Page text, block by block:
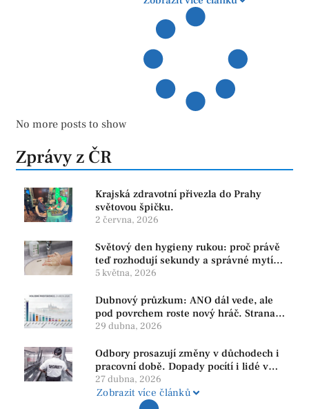
No more posts to show
Zprávy z ČR
Krajská zdravotní přivezla do Prahy
světovou špičku.
2 června, 2026
Světový den hygieny rukou: proč právě
teď rozhodují sekundy a správné mytí
rukou
5 května, 2026
Dubnový průzkum: ANO dál vede, ale
pod povrchem roste nový hráč. Strana
PRO se drží nejvýš mezi menšími
29 dubna, 2026
Odbory prosazují změny v důchodech i
pracovní době. Dopady pocítí i lidé v
našem regionu
27 dubna, 2026
Zobrazit více článků